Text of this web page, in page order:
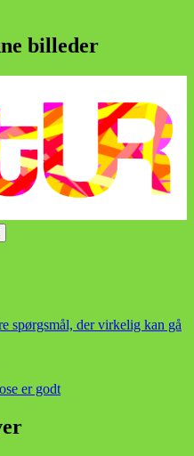
billeder
spørgsmål, der virkelig kan gå
er godt